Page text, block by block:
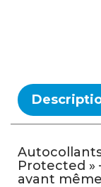
Protected »
avant